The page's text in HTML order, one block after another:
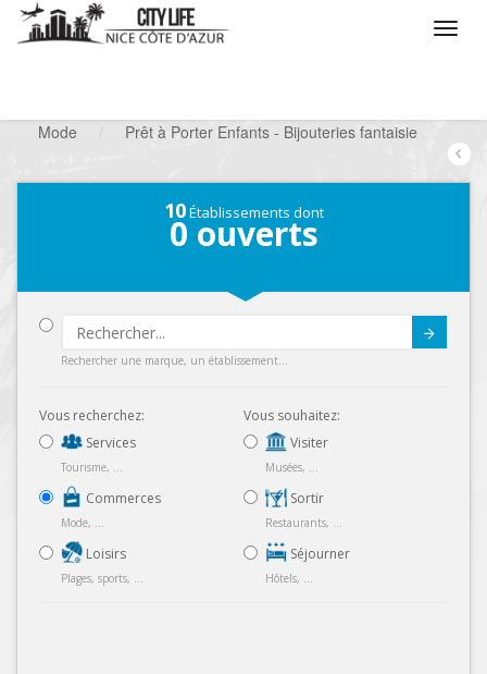
Mode
Prêt à Porter Enfants - Bijouteries fantaisie
10Établissements dont
0 ouverts
Rechercher une marque, un établissement...
Vous recherchez:
Services
Tourisme, ...
Commerces
Mode, ...
Loisirs
Plages, sports, ...
Vous souhaitez:
Visiter
Musées, ...
Sortir
Restaurants, ...
Séjourner
Hôtels, ...